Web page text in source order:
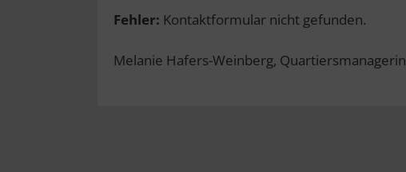
Fehler: Kontaktformular nicht gefunden.
Melanie Hafers-Weinberg, Quartiersmanagerin